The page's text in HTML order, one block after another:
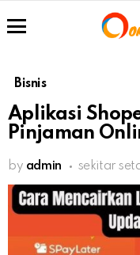
Bisnis
Aplikasi
Pinjaman
by admin sekitar